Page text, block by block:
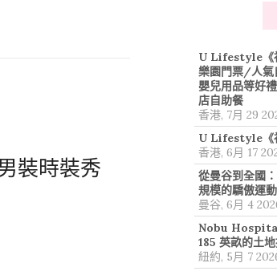
裝時裝秀
U Lifestyle《
樂園門票/人
嬰兒用品等好
店自助餐
香港, 7月 29
U Lifestyle《
香港, 6月 17
從曼谷到全國
規模的驕傲運
曼谷, 6月 4
Nobu
185 英畝的土
紐約, 5月 7